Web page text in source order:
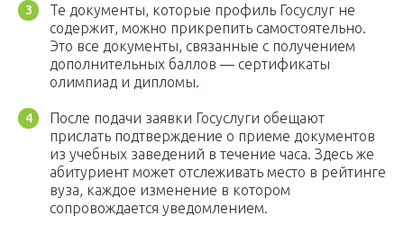
Те документы, которые профиль Госуслуг не
содержит, можно прикрепить самостоятельно.
Это все документы, связанные с получением
дополнительных баллов — сертификаты
олимпиад и дипломы.
После подачи заявки Госуслуги обещают
прислать подтверждение о приеме документов
из учебных заведений в течение часа. Здесь же
абитуриент может отслеживать место в рейтинге
вуза, каждое изменение в котором
сопровождается уведомлением.